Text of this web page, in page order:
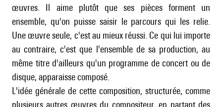
œuvres. Il aime plutôt que ses pièces forment un
ensemble, qu'on puisse saisir le parcours qui les relie.
Une œuvre seule, c'est au mieux réussi. Ce qui lui importe
au contraire, c'est que l'ensemble de sa production, au
même titre d'ailleurs qu'un programme de concert ou de
disque, apparaisse composé.
L'idée générale de cette composition, structurée, comme
plusieurs autres œuvres du compositeur, en partant des